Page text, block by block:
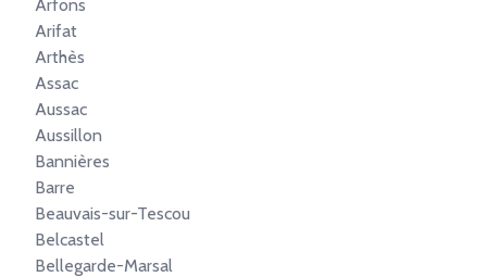
Arfons
Arifat
Arthès
Assac
Aussac
Aussillon
Bannières
Barre
Beauvais-sur-Tescou
Belcastel
Bellegarde-Marsal